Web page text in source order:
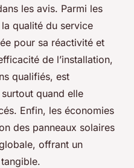
les avis. Parmi les
qualité du service
pour sa réactivité et
de l’installation,
qualifiés, est
quand elle
Enfin, les économies
des panneaux solaires
offrant un